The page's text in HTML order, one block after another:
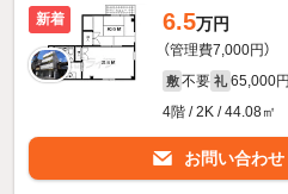
新着 6.5万円
（管理費7,000円）
敷 不要 礼 65,000円
4階 / 2K / 44.08㎡
お問い合わせ